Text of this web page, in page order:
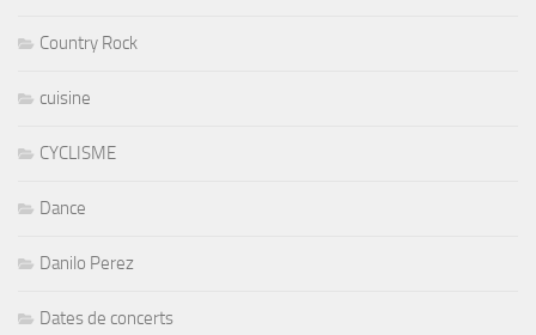
Country Rock
cuisine
CYCLISME
Dance
Danilo Perez
Dates de concerts